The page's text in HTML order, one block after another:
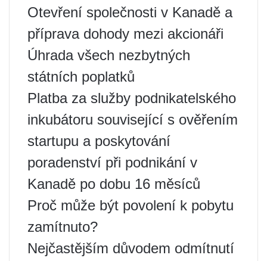
Otevření společnosti v Kanadě a
příprava dohody mezi akcionáři
Úhrada všech nezbytných
státních poplatků
Platba za služby podnikatelského
inkubátoru související s ověřením
startupu a poskytování
poradenství při podnikání v
Kanadě po dobu 16 měsíců
Proč může být povolení k pobytu
zamítnuto?
Nejčastějším důvodem odmítnutí